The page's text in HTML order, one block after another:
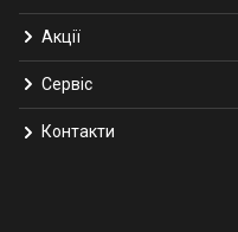
Акції
Сервіс
Контакти